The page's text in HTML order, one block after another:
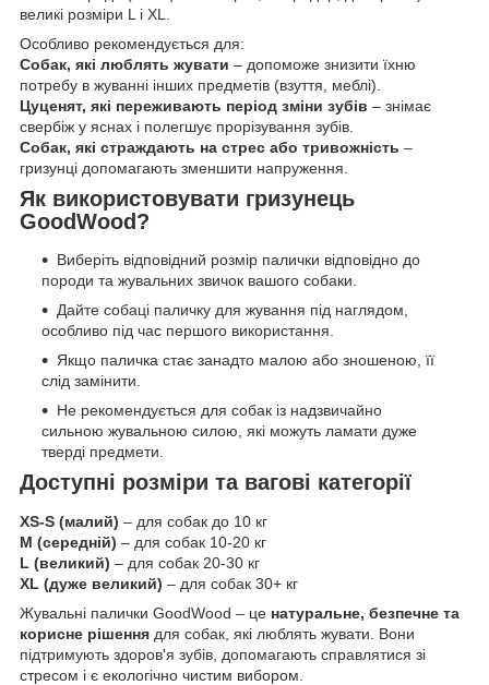
великі розміри L і XL.
Особливо рекомендується для:
Собак, які люблять жувати – допоможе знизити їхню
потребу в жуванні інших предметів (взуття, меблі).
Цуценят, які переживають період зміни зубів – знімає
свербіж у яснах і полегшує прорізування зубів.
Собак, які страждають на стрес або тривожність –
гризунці допомагають зменшити напруження.
Як використовувати гризунець
GoodWood?
Виберіть відповідний розмір палички відповідно до
породи та жувальних звичок вашого собаки.
Дайте собаці паличку для жування під наглядом,
особливо під час першого використання.
Якщо паличка стає занадто малою або зношеною, її
слід замінити.
Не рекомендується для собак із надзвичайно
сильною жувальною силою, які можуть ламати дуже
тверді предмети.
Доступні розміри та вагові категорії
XS-S (малий) – для собак до 10 кг
M (середній) – для собак 10-20 кг
L (великий) – для собак 20-30 кг
XL (дуже великий) – для собак 30+ кг
Жувальні палички GoodWood – це натуральне, безпечне та
корисне рішення для собак, які люблять жувати. Вони
підтримують здоров'я зубів, допомагають справлятися зі
стресом і є екологічно чистим вибором.